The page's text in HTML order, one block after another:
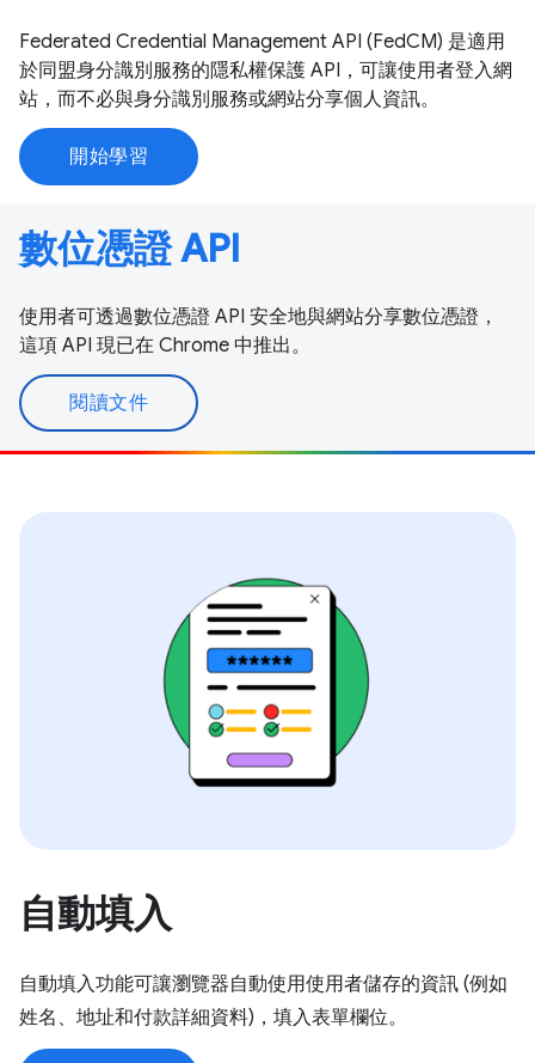
Federated Credential Management API (FedCM) 是適用
於同盟身分識別服務的隱私權保護 API，可讓使用者登入網
站，而不必與身分識別服務或網站分享個人資訊。
開始學習
數位憑證 API
使用者可透過數位憑證 API 安全地與網站分享數位憑證，
這項 API 現已在 Chrome 中推出。
閱讀文件
自動填入
自動填入功能可讓瀏覽器自動使用使用者儲存的資訊 (例如
姓名、地址和付款詳細資料)，填入表單欄位。